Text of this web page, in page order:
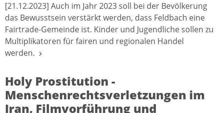
[21.12.2023] Auch im Jahr 2023 soll bei der Bevölkerung
das Bewusstsein verstärkt werden, dass Feldbach eine
Fairtrade-Gemeinde ist. Kinder und Jugendliche sollen zu
Multiplikatoren für fairen und regionalen Handel
werden.
Holy Prostitution -
Menschenrechtsverletzungen im
Iran, Filmvorführung und